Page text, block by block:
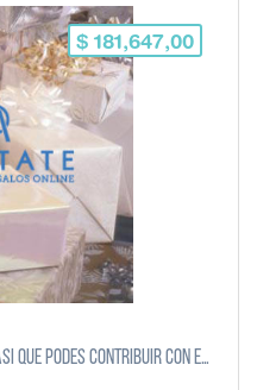
$ 181,647,00
Sabemos que es un ítem costoso, así que podes contribuir con el monto que quieras y puedas!